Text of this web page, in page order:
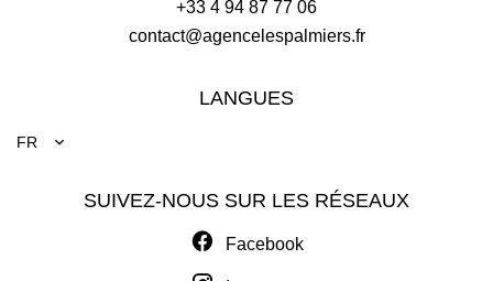
+33 4 94 87 77 06
contact@agencelespalmiers.fr
LANGUES
FR
SUIVEZ-NOUS SUR LES RÉSEAUX
Facebook